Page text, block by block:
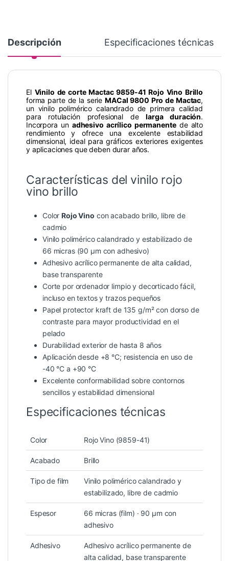
Descripción Especificaciones técnicas
El Vinilo de corte Mactac 9859-41 Rojo Vino Brillo
forma parte de la serieMACal 9800 Pro de Mactac,
un vinilo polimérico calandrado de primera calidad
para rotulación profesional delarga duración.
Incorpora un adhesivo acrílico permanentede alto
rendimiento y ofrece una excelente estabilidad
dimensional, ideal para gráficos exteriores exigentes
y aplicaciones que deben durar años.
Características del vinilo rojo
vino brillo
ColorRojo Vino con acabado brillo, libre de
cadmio
Vinilo polimérico calandrado y estabilizado de
66 micras (90 µm con adhesivo)
Adhesivo acrílico permanente de alta calidad,
base transparente
Corte por ordenador limpio y decorticado fácil,
incluso en textos y trazos pequeños
Papel protector kraft de 135 g/m² con dorso de
contraste para mayor productividad en el
pelado
Durabilidad exterior de hasta 8 años
Aplicación desde +8 °C; resistencia en uso de
-40 °C a +90 °C
Excelente conformabilidad sobre contornos
sencillos y estabilidad dimensional
Especificaciones técnicas
Color Rojo Vino (9859-41)
Acabado Brillo
Tipo de film
Vinilo polimérico calandrado y
estabilizado, libre de cadmio
Espesor
66 micras (film) · 90 µm con
adhesivo
Adhesivo
Adhesivo acrílico permanente de
alta calidad, base transparente